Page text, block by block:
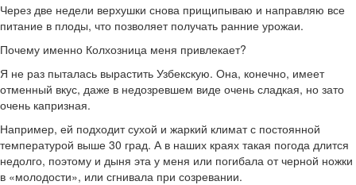
Через две недели верхушки снова прищипываю и направляю все
питание в плоды, что позволяет получать ранние урожаи.
Почему именно Колхозница меня привлекает?
Я не раз пыталась вырастить Узбекскую. Она, конечно, имеет
отменный вкус, даже в недозревшем виде очень сладкая, но зато
очень капризная.
Например, ей подходит сухой и жаркий климат с постоянной
температурой выше 30 град. А в наших краях такая погода длится
недолго, поэтому и дыня эта у меня или погибала от черной ножки
в «молодости», или сгнивала при созревании.